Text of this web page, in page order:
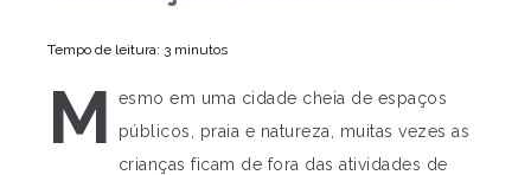
Tempo de leitura: 3 minutos
M
esmo em uma cidade cheia de espaços
públicos, praia e natureza, muitas vezes as
crianças ficam de fora das atividades de